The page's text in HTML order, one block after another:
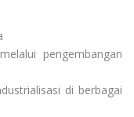
pengembangan
di berbagai